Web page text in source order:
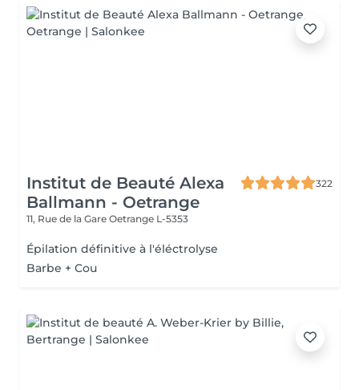
Institut de Beauté Alexa
Ballmann - Oetrange
322
11, Rue de la Gare Oetrange L-5353
Épilation définitive à l'éléctrolyse
Barbe + Cou